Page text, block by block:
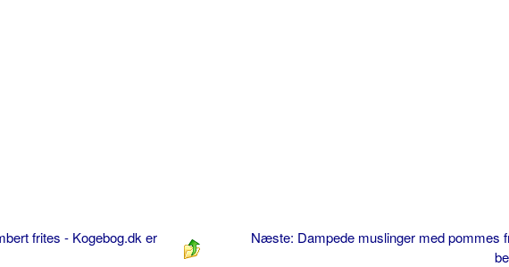
frites - Kogebog.dk er
Næste: Dampede muslinger med pommes